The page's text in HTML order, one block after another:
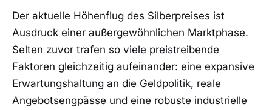
Der aktuelle Höhenflug des Silberpreises ist
Ausdruck einer außergewöhnlichen Marktphase.
Selten zuvor trafen so viele preistreibende
Faktoren gleichzeitig aufeinander: eine expansive
Erwartungshaltung an die Geldpolitik, reale
Angebotsengpässe und eine robuste industrielle